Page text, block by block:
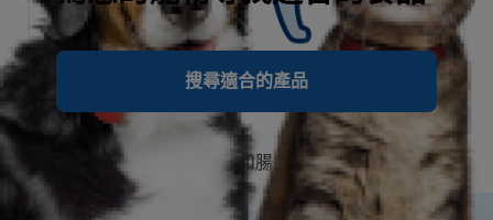
搜尋適合的產品
微生物菌叢包含真皮、皮膚和腸胃道。